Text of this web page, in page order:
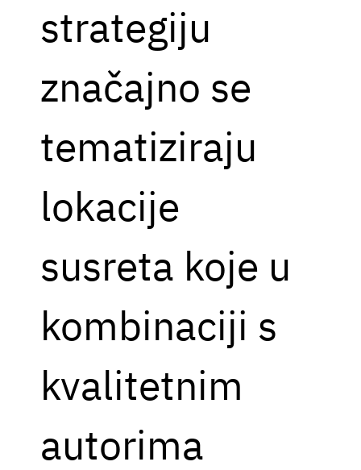
strategiju
značajno se
tematiziraju
lokacije
susreta koje u
kombinaciji s
kvalitetnim
autorima